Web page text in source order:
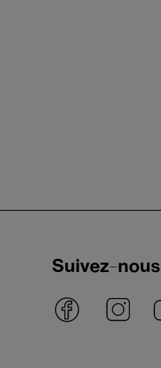
Suivez-nous